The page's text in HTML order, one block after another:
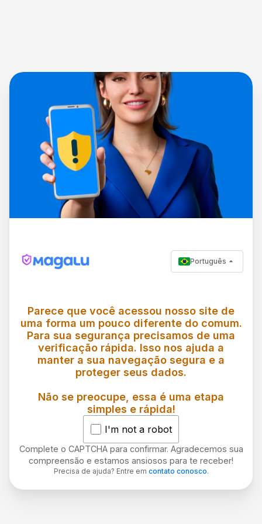
Português
Parece que você acessou nosso site de
uma forma um pouco diferente do comum.
Para sua segurança precisamos de uma
verificação rápida. Isso nos ajuda a
manter a sua navegação segura e a
proteger seus dados.
Não se preocupe, essa é uma etapa
simples e rápida!
I'm not a robot
Complete o CAPTCHA para confirmar. Agradecemos sua
compreensão e estamos ansiosos para te receber!
Precisa de ajuda? Entre em contato conosco.